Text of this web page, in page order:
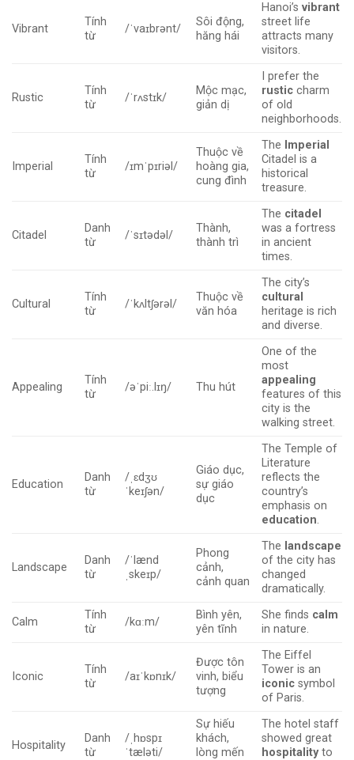
Vibrant
Tính
từ
/ˈvaɪbrənt/
Sôi động,
hăng hái
Hanoi’svibrant
street life
attracts many
visitors.
Rustic
Tính
từ
/ˈrʌstɪk/
Mộc mạc,
giản dị
I prefer the
rustic charm
of old
neighborhoods.
Imperial
Tính
từ
/ɪmˈpɪriəl/
Thuộc về
hoàng gia,
cung đình
The Imperial
Citadel is a
historical
treasure.
Citadel
Danh
từ
/ˈsɪtədəl/
Thành,
thành trì
The citadel
was a fortress
in ancient
times.
Cultural
Tính
từ
/ˈkʌltʃərəl/
Thuộc về
văn hóa
The city’s
cultural
heritage is rich
and diverse.
Appealing
Tính
từ
/əˈpiː.lɪŋ/ Thu hút
One of the
most
appealing
features of this
city is the
walking street.
Education
Danh
từ
/ˌɛdʒʊ
ˈkeɪʃən/
Giáo dục,
sự giáo
dục
The Temple of
Literature
reflects the
country’s
emphasis on
education.
Landscape
Danh
từ
/ˈlænd
ˌskeɪp/
Phong
cảnh,
cảnh quan
The landscape
of the city has
changed
dramatically.
Calm
Tính
từ
/kɑːm/
Bình yên,
yên tĩnh
She finds calm
in nature.
Iconic
Tính
từ
/aɪˈkɒnɪk/
Được tôn
vinh, biểu
tượng
The Eiffel
Tower is an
iconic symbol
of Paris.
Hospitality
Danh
từ
/ˌhɒspɪ
ˈtæləti/
Sự hiếu
khách,
lòng mến
The hotel staff
showed great
hospitalityto